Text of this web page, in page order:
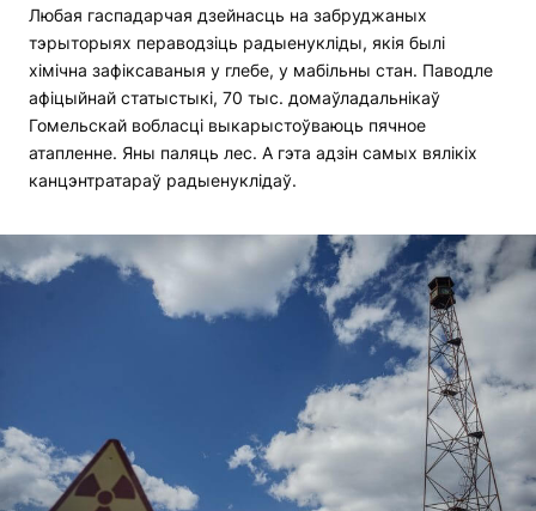
Любая гаспадарчая дзейнасць на забруджаных
тэрыторыях пераводзіць радыенукліды, якія былі
хімічна зафіксаваныя у глебе, у мабільны стан. Паводле
афіцыйнай статыстыкі, 70 тыс. домаўладальнікаў
Гомельскай вобласці выкарыстоўваюць пячное
атапленне. Яны паляць лес. А гэта адзін самых вялікіх
канцэнтратараў радыенуклідаў.